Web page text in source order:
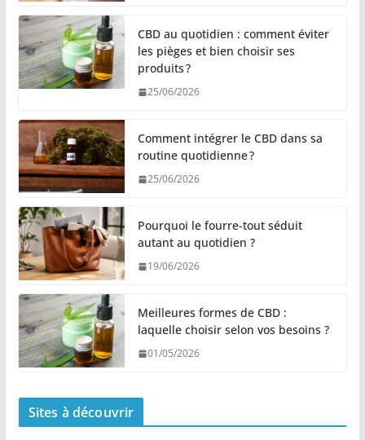
CBD au quotidien : comment éviter
les pièges et bien choisir ses
produits ?
25/06/2026
Comment intégrer le CBD dans sa
routine quotidienne ?
25/06/2026
Pourquoi le fourre-tout séduit
autant au quotidien ?
19/06/2026
Meilleures formes de CBD :
laquelle choisir selon vos besoins ?
01/05/2026
Sites à découvrir